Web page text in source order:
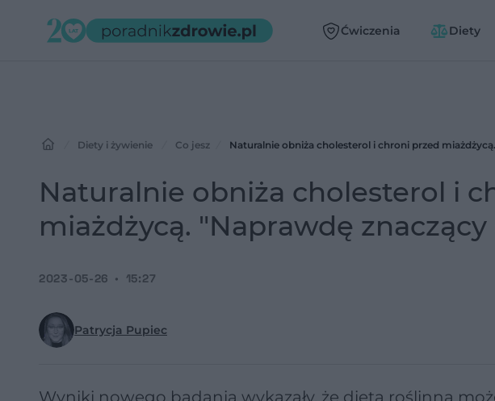
Ćwiczenia Diety
Diety i żywienie Co jesz Naturalnie obniża cholesterol i chroni przed
Naturalnie obniża cholesterol i
miażdżycą. "Naprawdę
Patrycja Pupiec
2023-05-26 15:27
Wyniki nowego badania wykazały, że dieta roślinna